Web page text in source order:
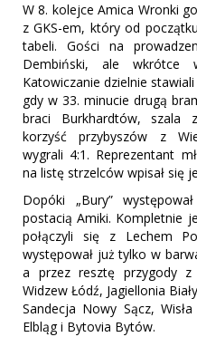
W 8. kolejce Amica Wronki
z GKS-em, który od
tabeli. Gości na
Dembiński, ale wkrótce
Katowiczanie dzielnie
gdy w 33. minucie drugą
braci Burkhardtów, szala
korzyść przybyszów z
wygrali 4:1. Reprezentant
na listę strzelców wpisał się
Dopóki „Bury”
postacią Amiki. Kompletnie
połączyli się z Lechem
występował już tylko w
a przez resztę przygody z
Widzew Łódź, Jagiellonia
Sandecja Nowy Sącz,
Elbląg i Bytovia Bytów.